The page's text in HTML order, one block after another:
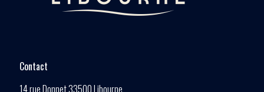
Contact
14 rue Donnet 33500 Libourne